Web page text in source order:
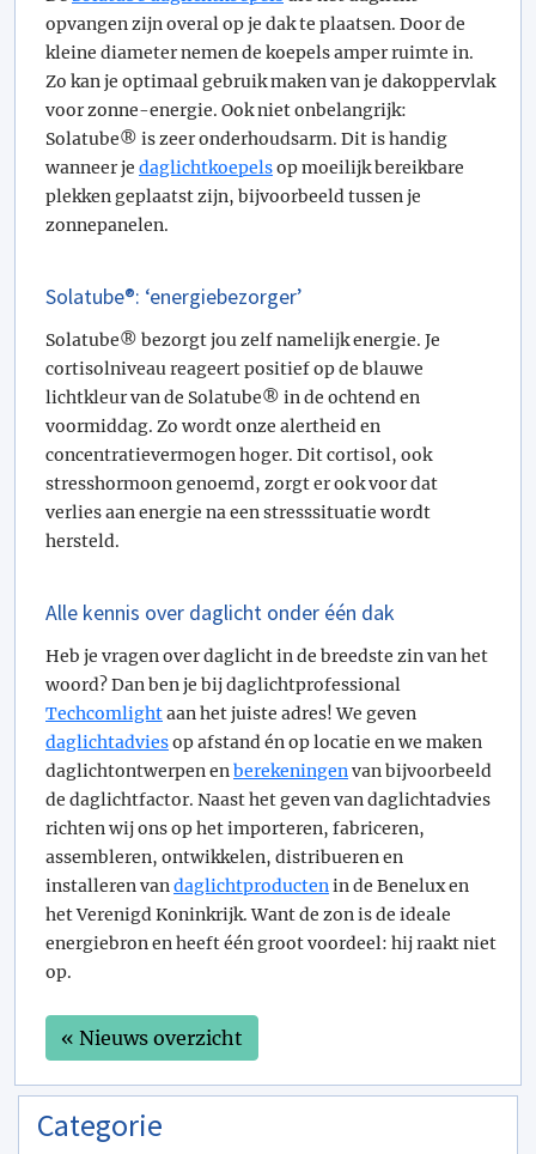
opvangen zijn overal op je dak te plaatsen. Door de
kleine diameter nemen de koepels amper ruimte in.
Zo kan je optimaal gebruik maken van je dakoppervlak
voor zonne-energie. Ook niet onbelangrijk:
Solatube® is zeer onderhoudsarm. Dit is handig
wanneer je daglichtkoepelsop moeilijk bereikbare
plekken geplaatst zijn, bijvoorbeeld tussen je
zonnepanelen.
Solatube®: ‘energiebezorger’
Solatube® bezorgt jou zelf namelijk energie. Je
cortisolniveau reageert positief op de blauwe
lichtkleur van de Solatube® in de ochtend en
voormiddag. Zo wordt onze alertheid en
concentratievermogen hoger. Dit cortisol, ook
stresshormoon genoemd, zorgt er ook voor dat
verlies aan energie na een stresssituatie wordt
hersteld.
Alle kennis over daglicht onder één dak
Heb je vragen over daglicht in de breedste zin van het
woord? Dan ben je bij daglichtprofessional
Techcomlightaan het juiste adres! We geven
daglichtadviesop afstand én op locatie en we maken
daglichtontwerpen enberekeningenvan bijvoorbeeld
de daglichtfactor. Naast het geven van daglichtadvies
richten wij ons op het importeren, fabriceren,
assembleren, ontwikkelen, distribueren en
installeren vandaglichtproductenin de Benelux en
het Verenigd Koninkrijk. Want de zon is de ideale
energiebron en heeft één groot voordeel: hij raakt niet
op.
« Nieuws overzicht
Categorie